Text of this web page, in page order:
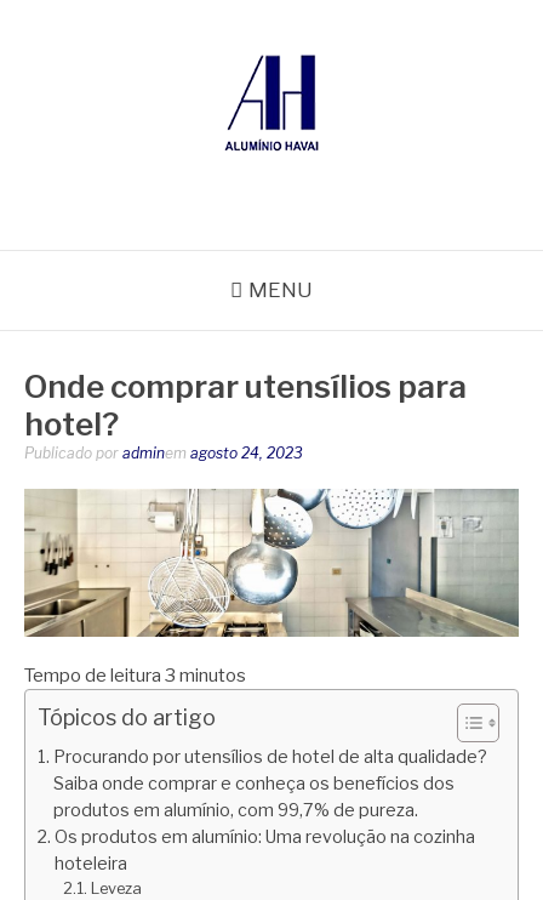
MENU
Onde comprar utensílios para
hotel?
Publicado por adminem agosto 24, 2023
Tempo de leitura 3 minutos
Tópicos do artigo
Procurando por utensílios de hotel de alta qualidade?
Saiba onde comprar e conheça os benefícios dos
produtos em alumínio, com 99,7% de pureza.
Os produtos em alumínio: Uma revolução na cozinha
hoteleira
Leveza